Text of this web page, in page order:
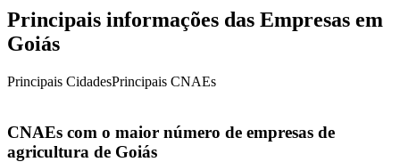
Principais informações das Empresas em
Goiás
Principais CidadesPrincipais CNAEs
CNAEs com o maior número de empresas de
agricultura de Goiás